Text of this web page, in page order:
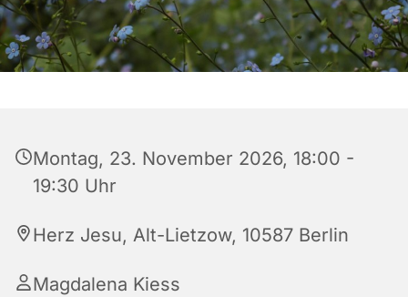
Montag, 23. November 2026, 18:00 -
19:30 Uhr
Herz Jesu, Alt-Lietzow, 10587 Berlin
Magdalena Kiess